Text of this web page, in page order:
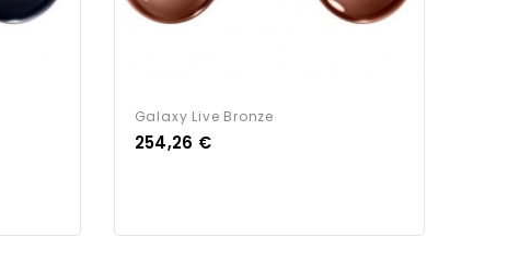
Galaxy Live Bronze
Prix
254,26 €